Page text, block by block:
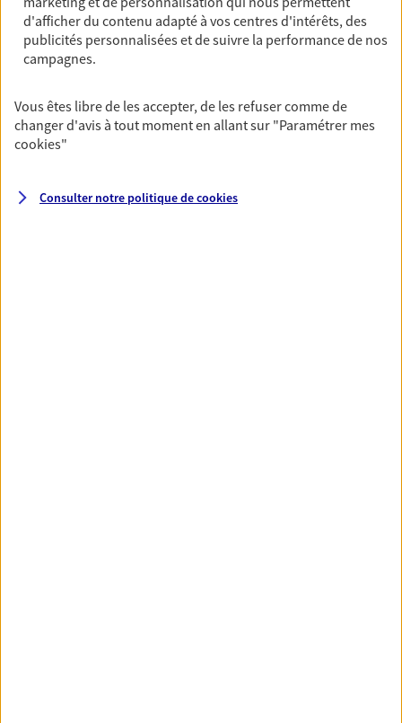
notre solution PER (Plan Epargne Retraite)
spécialement conçue pour la retraite.
Couvrez vos dépenses de santé ainsi que celles de
votre famille avec la complémentaire santé qui
vous ressemble.
Prévoyance
d'afficher du contenu adapté à vos centres d'intérêts, des
publicités personnalisées et de suivre la performance de nos
campagnes.
Vous êtes libre de les accepter, de les refuser comme de
changer d'avis à tout moment en allant sur "Paramétrer mes
cookies"
Consulter notre politique decookies